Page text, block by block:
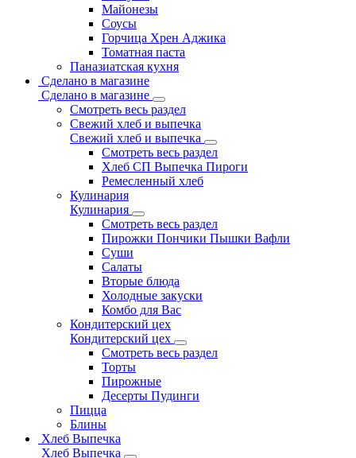
Майонезы
Соусы
Горчица Хрен Аджика
Томатная паста
Паназиатская кухня
Сделано в магазине
Сделано в магазине
Смотреть весь раздел
Свежий хлеб и выпечка
Свежий хлеб и выпечка
Смотреть весь раздел
Хлеб СП Выпечка Пироги
Ремесленный хлеб
Кулинария
Кулинария
Смотреть весь раздел
Пирожки Пончики Пышки Вафли
Суши
Салаты
Вторые блюда
Холодные закуски
Комбо для Вас
Кондитерский цех
Кондитерский цех
Смотреть весь раздел
Торты
Пирожные
Десерты Пудинги
Пицца
Блины
Хлеб Выпечка
Хлеб Выпечка